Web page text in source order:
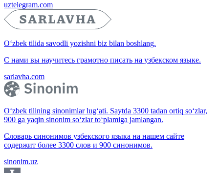
uztelegram.com
O‘zbek tilida savodli yozishni biz bilan boshlang.
С нами вы научитесь грамотно писать на узбекском языке.
sarlavha.com
O‘zbek tilining sinonimlar lug‘ati. Saytda 3300 tadan ortiq so‘zlar,
900 ga yaqin sinonim so‘zlar to‘plamiga jamlangan.
Словарь синонимов узбекского языка на нашем сайте
содержит более 3300 слов и 900 синонимов.
sinonim.uz